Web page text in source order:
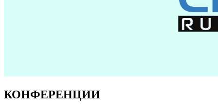
КОНФЕРЕНЦИИ